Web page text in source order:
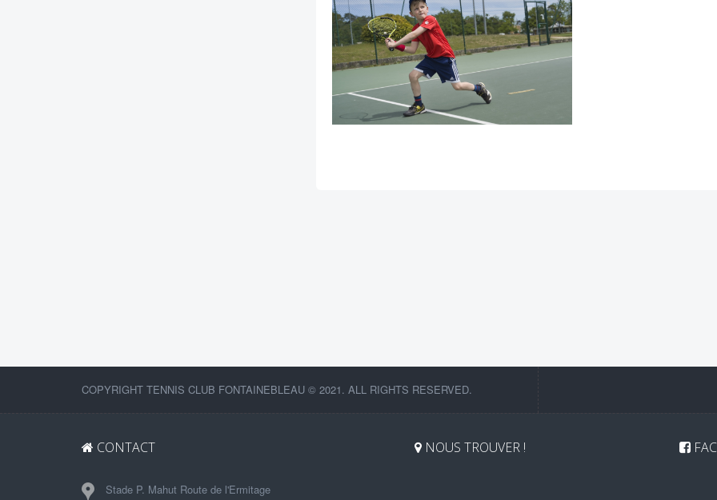
COPYRIGHT TENNIS CLUB FONTAINEBLEAU © 2021. ALL RIGHTS RESERVED.
CONTACT
Stade P. Mahut Route de l'Ermitage
NOUS TROUVER !